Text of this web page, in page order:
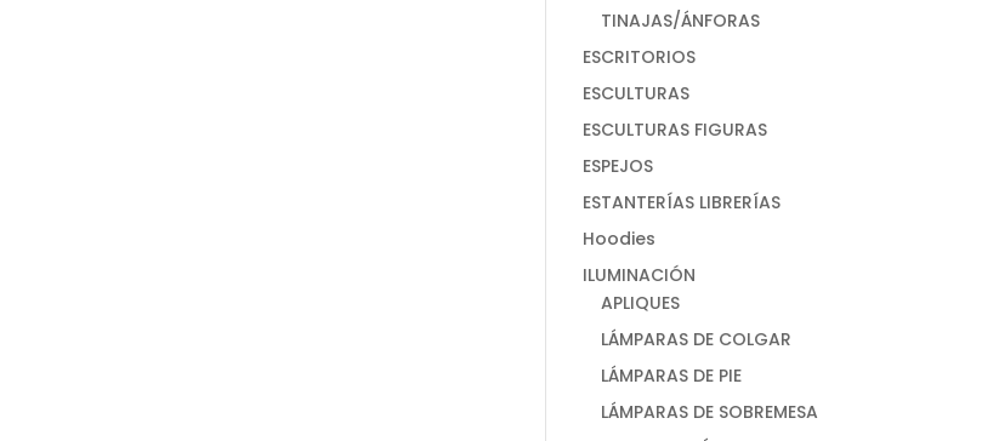
TINAJAS/ÁNFORAS
ESCRITORIOS
ESCULTURAS
ESCULTURAS FIGURAS
ESPEJOS
ESTANTERÍAS LIBRERÍAS
Hoodies
ILUMINACIÓN
APLIQUES
LÁMPARAS DE COLGAR
LÁMPARAS DE PIE
LÁMPARAS DE SOBREMESA